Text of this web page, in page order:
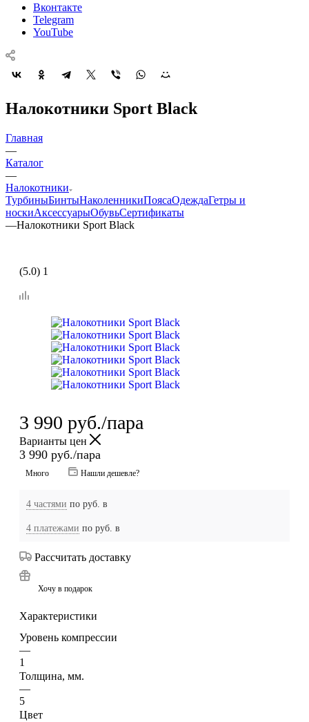
Вконтакте
Telegram
YouTube
Налокотники Sport Black
Главная
—
Каталог
—
Налокотники
ТурбиныБинтыНаколенникиПоясаОдеждаГетры и
носкиАксессуарыОбувьСертификаты
—Налокотники Sport Black
(5.0) 1
3 990 руб./пара
Варианты цен
3 990 руб./пара
Много Нашли дешевле?
4 частями по руб. в
4 платежами по руб. в
Рассчитать доставку
Хочу в подарок
Характеристики
Уровень компрессии
—
1
Толщина, мм.
—
5
Цвет